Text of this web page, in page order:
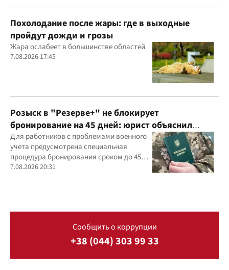
Похолодание после жары: где в выходные
пройдут дожди и грозы
Жара ослабеет в большинстве областей
7.08.2026 17:45
Розыск в "Резерве+" не блокирует
бронирование на 45 дней: юрист объяснил
важный нюанс
Для работников с проблемами военного
учета предусмотрена специальная
процедура бронирования сроком до 45
дней
7.08.2026 20:31
Сообщить о коррупции
+38 (044) 303 99 33